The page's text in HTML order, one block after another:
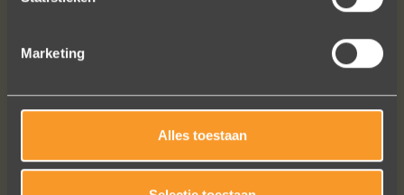
Marketing
Alles toestaan